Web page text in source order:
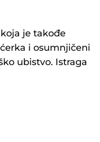
јe takođe
i osumnjičeni
ubistvo. Istraga